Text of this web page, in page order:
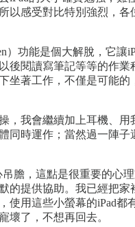
以感受對比特別強烈，各
）功能是個大解脫，它讓
後閱讀寫筆記等等的作業
坐著工作，不僅是可能的
，我會繼續加上耳機、用
同時運作；當然過一陣子
吊膽，這點是很重要的心
的提供協助。我已經把家
使用這些小螢幕的iPad都
壞了，不想再回去。